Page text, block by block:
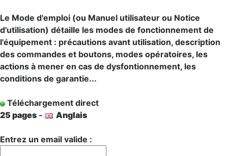
Le Mode d'emploi (ou Manuel utilisateur ou Notice
d'utilisation) détaille les modes de fonctionnement de
l'équipement : précautions avant utilisation, description
des commandes et boutons, modes opératoires, les
actions à mener en cas de dysfontionnement, les
conditions de garantie...
Téléchargement direct
25 pages - Anglais
Entrez un email valide :